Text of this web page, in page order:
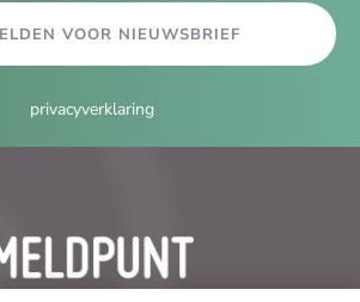
VOOR NIEUWSBRIEF
privacyverklaring